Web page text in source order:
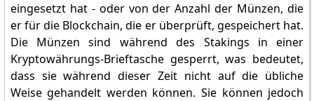
eingesetzt hat - oder von der Anzahl der Münzen, die
er für die Blockchain, die er überprüft, gespeichert hat.
Die Münzen sind während des Stakings in einer
Kryptowährungs-Brieftasche gesperrt, was bedeutet,
dass sie während dieser Zeit nicht auf die übliche
Weise gehandelt werden können. Sie können jedoch